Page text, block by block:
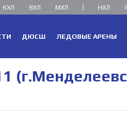
КХЛ ВХЛ МХЛ НХЛ
ДЮСШ ЛЕДОВЫЕ АРЕНЫ